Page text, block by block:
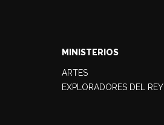
MINISTERIOS
ARTES
EXPLORADORES DEL REY